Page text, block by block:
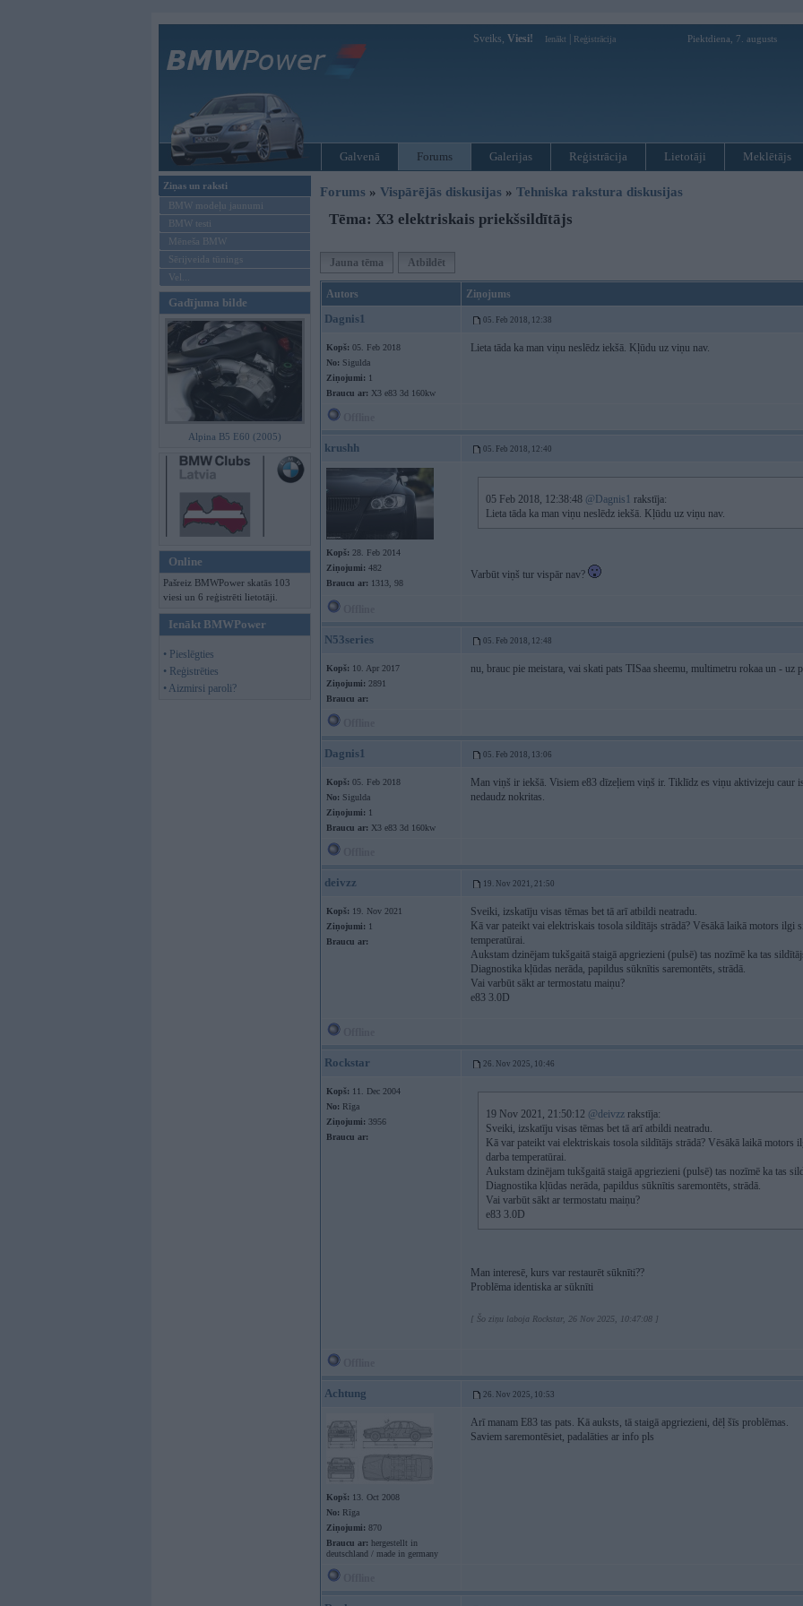
Sveiks, Viesi! Ienākt Reģistrācija Piektdiena, 7. augusts
Galvenā Forums Galerijas Reģistrācija Lietotāji Meklētājs
Ziņas un raksti
BMW modeļu jaunumi
BMW testi
Mēneša BMW
Sērijveida tūnings
Vel...
Gadījuma bilde
Alpina B5 E60 (2005)
Online
Pašreiz BMWPower skatās 103
viesi un 6 reģistrēti lietotāji.
Ienākt BMWPower
• Pieslēgties
• Reģistrēties
• Aizmirsi paroli?
Forums » Vispārējās diskusijas » Tehniska rakstura diskusijas
Tēma: X3 elektriskais priekšsildītājs
Jauna tēma Atbildēt
Autors Ziņojums
Dagnis1 05. Feb 2018, 12:38
Kopš: 05. Feb 2018
No: Sigulda
Ziņojumi: 1
Braucu ar: X3 e83 3d 160kw
Lieta tāda ka man viņu neslēdz iekšā. Kļūdu uz viņu nav.
krushh 05. Feb 2018, 12:40
Kopš: 28. Feb 2014
Ziņojumi: 482
Braucu ar: 1313, 98
05 Feb 2018, 12:38:48 @Dagnis1 rakstīja:
Lieta tāda ka man viņu neslēdz iekšā. Kļūdu uz viņu nav.
Varbūt viņš tur vispār nav?
N53series 05. Feb 2018, 12:48
Kopš: 10. Apr 2017
Ziņojumi: 2891
Braucu ar:
nu, brauc pie meistara, vai skati pats TISaa sheemu, multimetru rokaa un - uz
Dagnis1 05. Feb 2018, 13:06
Kopš: 05. Feb 2018
No: Sigulda
Ziņojumi: 1
Braucu ar: X3 e83 3d 160kw
Man viņš ir iekšā. Visiem e83 dīzeļiem viņš ir. Tiklīdz es viņu aktivizeju caur
nedaudz nokritas.
deivzz 19. Nov 2021, 21:50
Kopš: 19. Nov 2021
Ziņojumi: 1
Braucu ar:
Sveiki, izskatīju visas tēmas bet tā arī atbildi neatradu.
Kā var pateikt vai elektriskais tosola sildītājs strādā? Vēsākā laikā motors ilgi
temperatūrai.
Aukstam dzinējam tukšgaitā staigā apgriezieni (pulsē) tas nozīmē ka tas
Diagnostika kļūdas nerāda, papildus sūknītis saremontēts, strādā.
Vai varbūt sākt ar termostatu maiņu?
e83 3.0D
Rockstar 26. Nov 2025, 10:46
Kopš: 11. Dec 2004
No: Rīga
Ziņojumi: 3956
Braucu ar:
19 Nov 2021, 21:50:12 @deivzz rakstīja:
Sveiki, izskatīju visas tēmas bet tā arī atbildi neatradu.
Kā var pateikt vai elektriskais tosola sildītājs strādā? Vēsākā laikā
darba temperatūrai.
Aukstam dzinējam tukšgaitā staigā apgriezieni (pulsē) tas nozīmē ka tas
Diagnostika kļūdas nerāda, papildus sūknītis saremontēts, strādā.
Vai varbūt sākt ar termostatu maiņu?
e83 3.0D
Man interesē, kurs var restaurēt sūknīti??
Problēma identiska ar sūknīti
[ Šo ziņu laboja Rockstar, 26 Nov 2025, 10:47:08 ]
Achtung 26. Nov 2025, 10:53
Kopš: 13. Oct 2008
No: Rīga
Ziņojumi: 870
Braucu ar: hergestellt in
deutschland / made in germany
Arī manam E83 tas pats. Kā auksts, tā staigā apgriezieni, dēļ šīs problēmas.
Saviem saremontēsiet, padalāties ar info pls